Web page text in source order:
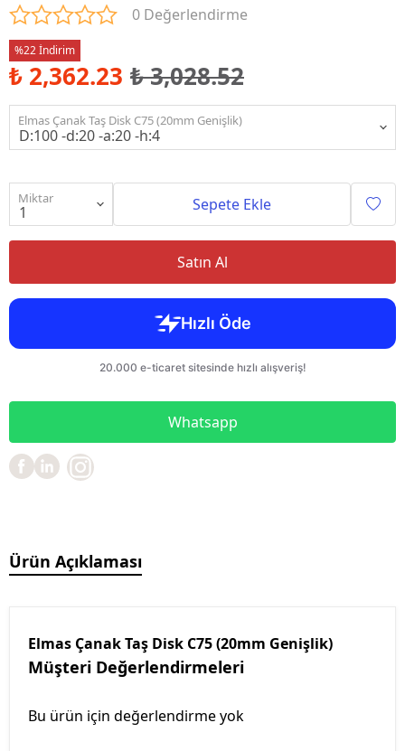
0 Değerlendirme
%22 İndirim
₺ 2,362.23 ₺ 3,028.52
Elmas Çanak Taş Disk C75 (20mm Genişlik)
Miktar Sepete Ekle
Satın Al
Whatsapp
Ürün Açıklaması
Elmas Çanak Taş Disk C75 (20mm Genişlik)
Müşteri Değerlendirmeleri
Bu ürün için değerlendirme yok